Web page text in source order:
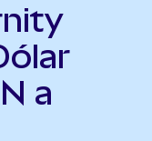
a